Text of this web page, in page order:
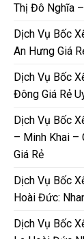
Thị Đô Nghĩa
Dịch Vụ Bốc
An Hưng Giá
Dịch Vụ Bốc
Đông Giá Rẻ
Dịch Vụ Bốc
– Minh Khai –
Giá Rẻ
Dịch Vụ Bốc
Hoài Đức:
Dịch Vụ Bốc